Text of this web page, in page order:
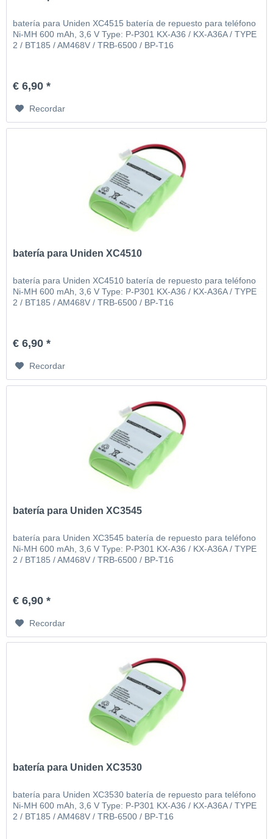
batería para Uniden XC4515 batería de repuesto para teléfono
Ni-MH 600 mAh, 3,6 V Type: P-P301 KX-A36 / KX-A36A / TYPE
2 / BT185 / AM468V / TRB-6500 / BP-T16
€ 6,90 *
Recordar
batería para Uniden XC4510
batería para Uniden XC4510 batería de repuesto para teléfono
Ni-MH 600 mAh, 3,6 V Type: P-P301 KX-A36 / KX-A36A / TYPE
2 / BT185 / AM468V / TRB-6500 / BP-T16
€ 6,90 *
Recordar
batería para Uniden XC3545
batería para Uniden XC3545 batería de repuesto para teléfono
Ni-MH 600 mAh, 3,6 V Type: P-P301 KX-A36 / KX-A36A / TYPE
2 / BT185 / AM468V / TRB-6500 / BP-T16
€ 6,90 *
Recordar
batería para Uniden XC3530
batería para Uniden XC3530 batería de repuesto para teléfono
Ni-MH 600 mAh, 3,6 V Type: P-P301 KX-A36 / KX-A36A / TYPE
2 / BT185 / AM468V / TRB-6500 / BP-T16